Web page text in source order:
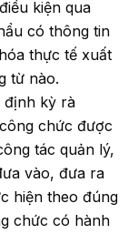
kiện qua
có thông tin
thực tế xuất
từ nào.
định kỳ rà
chức được
tác quản lý,
vào, đưa ra
hiện theo đúng
chức có hành